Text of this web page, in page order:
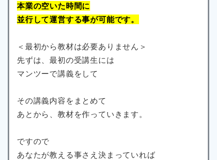
本業の空いた時間に
並行して運営する事が可能です。
＜最初から教材は必要ありません＞
先ずは、最初の受講生には
マンツーで講義をして
その講義内容をまとめて
あとから、教材を作っていきます。
ですので
あなたが教える事さえ決まっていれば